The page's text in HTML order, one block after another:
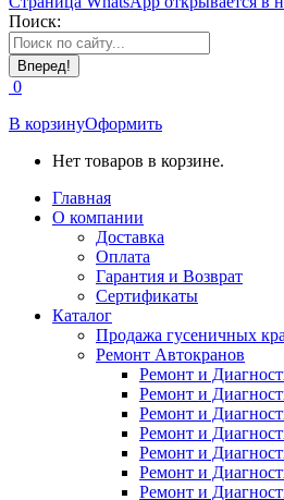
Поиск:
0
В корзинуОформить
Нет товаров в корзине.
Главная
О компании
Доставка
Оплата
Гарантия и Возврат
Сертификаты
Каталог
Продажа гусеничных
Ремонт Автокранов
Ремонт и
Ремонт и
Ремонт и
Ремонт и
Ремонт и
Ремонт и
Ремонт и